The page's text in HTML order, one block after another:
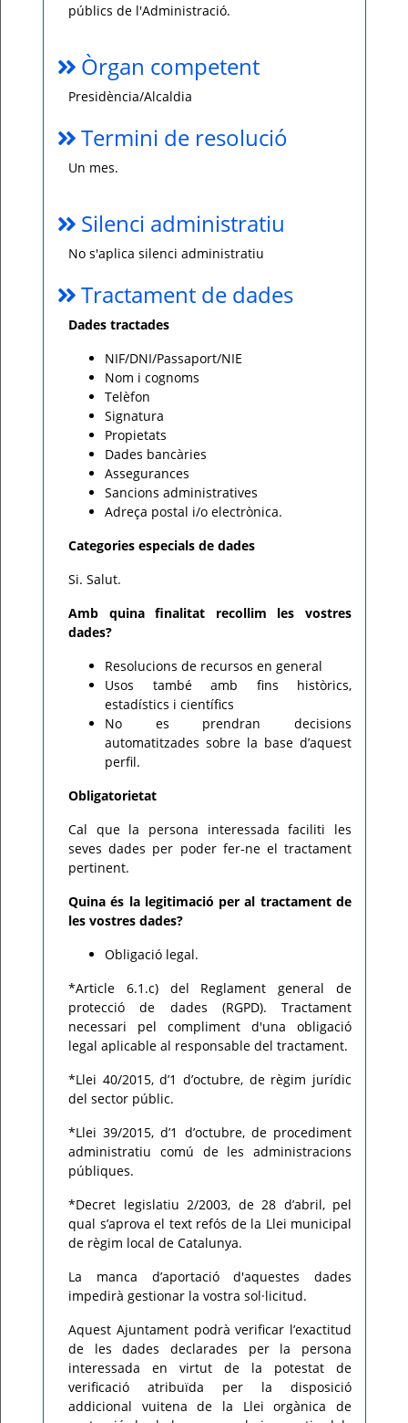
públics de l'Administració.
Òrgan competent
Presidència/Alcaldia
Termini de resolució
Un mes.
Silenci administratiu
No s'aplica silenci administratiu
Tractament de dades
Dades tractades
NIF/DNI/Passaport/NIE
Nom i cognoms
Telèfon
Signatura
Propietats
Dades bancàries
Assegurances
Sancions administratives
Adreça postal i/o electrònica.
Categories especials de dades
Si. Salut.
Amb quina finalitat recollim les vostres
dades?
Resolucions de recursos en general
Usos també amb fins històrics,
estadístics i científics
No es prendran decisions
automatitzades sobre la base d’aquest
perfil.
Obligatorietat
Cal que la persona interessada faciliti les
seves dades per poder fer-ne el tractament
pertinent.
Quina és la legitimació per al tractament de
les vostres dades?
Obligació legal.
*Article 6.1.c) del Reglament general de
protecció de dades (RGPD). Tractament
necessari pel compliment d'una obligació
legal aplicable al responsable del tractament.
*Llei 40/2015, d’1 d’octubre, de règim jurídic
del sector públic.
*Llei 39/2015, d’1 d’octubre, de procediment
administratiu comú de les administracions
públiques.
*Decret legislatiu 2/2003, de 28 d’abril, pel
qual s’aprova el text refós de la Llei municipal
de règim local de Catalunya.
La manca d’aportació d'aquestes dades
impedirà gestionar la vostra sol·licitud.
Aquest Ajuntament podrà verificar l’exactitud
de les dades declarades per la persona
interessada en virtut de la potestat de
verificació atribuïda per la disposició
addicional vuitena de la Llei orgànica de